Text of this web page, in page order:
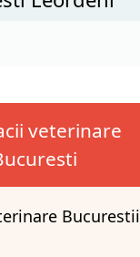
veterinare
Bucurestii